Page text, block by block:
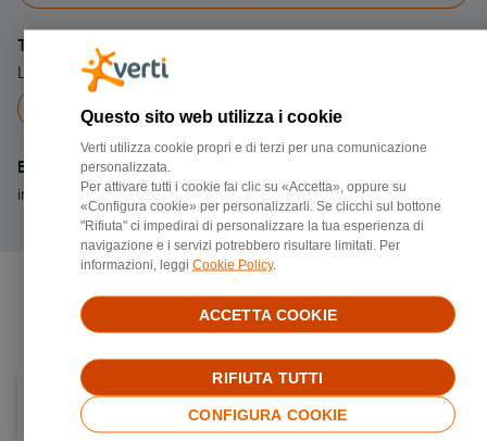
Telefono
Linea fissa 022138193
Chiama a022138193
Email
info@carrozzeriaedison.it
Negozi di riparazione più vicini
Carrozzerie convenzionata Verti in provincia di
Brescia
Questo sito web utilizza i cookie
Verti utilizza cookie propri e di terzi per una comunicazione
personalizzata.
Per attivare tutti i cookie fai clic su «Accetta», oppure su
«Configura cookie» per personalizzarli. Se clicchi sul bottone
"Rifiuta" ci impedirai di personalizzare la tua esperienza di
navigazione e i servizi potrebbero risultare limitati. Per
informazioni, leggi Cookie Policy.
CONFIGURA COOKIE
RIFIUTA TUTTI
ACCETTA COOKIE